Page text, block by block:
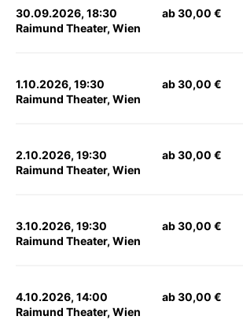
30.09.2026, 18:30
Raimund Theater, Wien
ab 30,00 €
1.10.2026, 19:30
Raimund Theater, Wien
ab 30,00 €
2.10.2026, 19:30
Raimund Theater, Wien
ab 30,00 €
3.10.2026, 19:30
Raimund Theater, Wien
ab 30,00 €
4.10.2026, 14:00
Raimund Theater, Wien
ab 30,00 €